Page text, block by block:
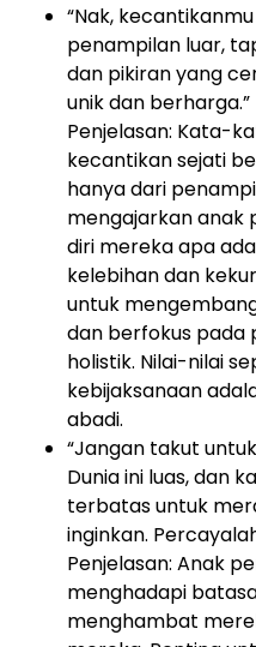
“Nak,
penampilan luar,
dan pikiran yang
unik dan berharga.”
Penjelasan: Kata-
kecantikan sejati
hanya dari
mengajarkan anak
diri mereka apa
kelebihan dan
untuk
dan berfokus pada
holistik. Nilai-nilai
kebijaksanaan
abadi.
“Jangan takut
Dunia ini luas, dan
terbatas untuk
inginkan.
Penjelasan: Anak
menghadapi
menghambat